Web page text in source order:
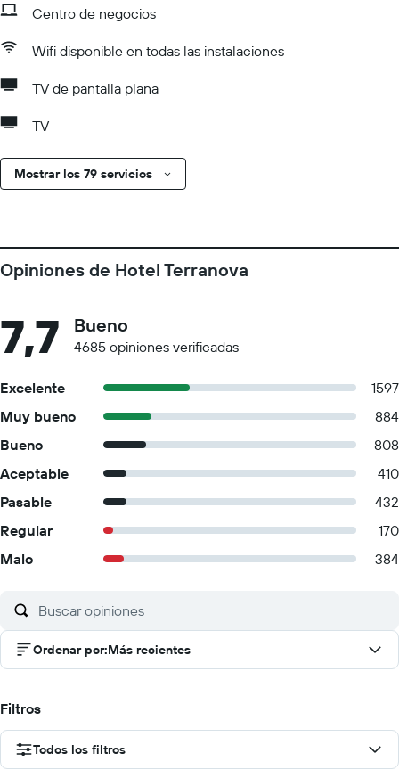
Centro de negocios
Wifi disponible en todas las instalaciones
TV de pantalla plana
TV
Mostrar los 79 servicios
Opiniones de Hotel Terranova
7,7 Bueno
4685 opiniones verificadas
Excelente
1597
Muy bueno
884
Bueno
808
Aceptable
410
Pasable
432
Regular
170
Malo
384
Ordenar por:Más recientes
Filtros
Todos los filtros